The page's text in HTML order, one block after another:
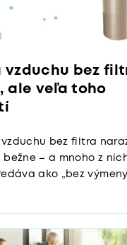
vzduchu bez
ale veľa toho
vzduchu bez filtra
– a mnoho z
ako „bez výmeny